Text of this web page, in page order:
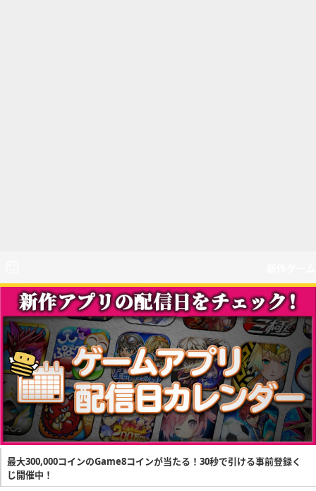
最大300,000コインのGame8コインが当たる！30秒で引ける事前登録く
じ開催中！